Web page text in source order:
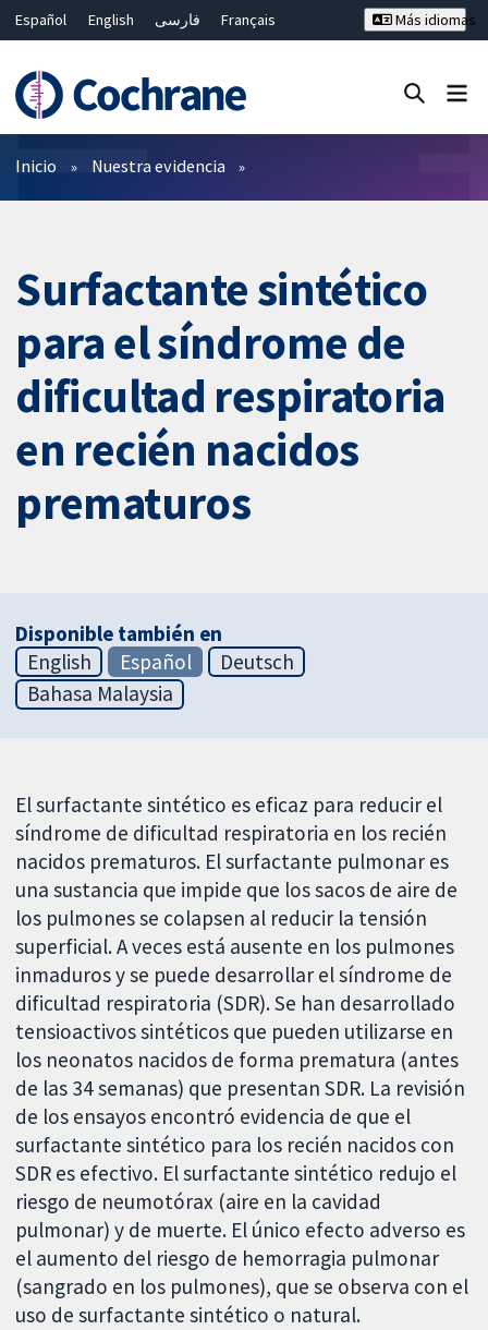
Español English فارسی
Français
Bahasa Malaysia
ไทย 繁體中文
Más idiomas
Filtros
Inicio Nuestra evidencia
Surfactante sintético
para el síndrome de
dificultad respiratoria
en recién nacidos
prematuros
Disponible también en
English
Español
Deutsch
Bahasa Malaysia
El surfactante sintético es eficaz para reducir el
síndrome de dificultad respiratoria en los recién
nacidos prematuros. El surfactante pulmonar es
una sustancia que impide que los sacos de aire de
los pulmones se colapsen al reducir la tensión
superficial. A veces está ausente en los pulmones
inmaduros y se puede desarrollar el síndrome de
dificultad respiratoria (SDR). Se han desarrollado
tensioactivos sintéticos que pueden utilizarse en
los neonatos nacidos de forma prematura (antes
de las 34 semanas) que presentan SDR. La revisión
de los ensayos encontró evidencia de que el
surfactante sintético para los recién nacidos con
SDR es efectivo. El surfactante sintético redujo el
riesgo de neumotórax (aire en la cavidad
pulmonar) y de muerte. El único efecto adverso es
el aumento del riesgo de hemorragia pulmonar
(sangrado en los pulmones), que se observa con el
uso de surfactante sintético o natural.